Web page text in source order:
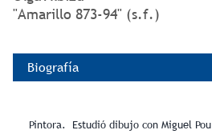
"Amarillo 873-94" (s.f.)
Biografía
Pintora. Estudió dibujo con Miguel